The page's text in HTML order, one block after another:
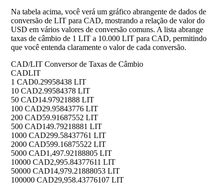
Na tabela acima, você verá um gráfico abrangente de dados de
conversão de LIT para CAD, mostrando a relação de valor do
USD em vários valores de conversão comuns. A lista abrange
taxas de câmbio de 1 LIT a 10.000 LIT para CAD, permitindo
que você entenda claramente o valor de cada conversão.
CAD/LIT Conversor de Taxas de Câmbio
CADLIT
1 CAD0.29958438 LIT
10 CAD2.99584378 LIT
50 CAD14.97921888 LIT
100 CAD29.95843776 LIT
200 CAD59.91687552 LIT
500 CAD149.79218881 LIT
1000 CAD299.58437761 LIT
2000 CAD599.16875522 LIT
5000 CAD1,497.92188805 LIT
10000 CAD2,995.84377611 LIT
50000 CAD14,979.21888053 LIT
100000 CAD29,958.43776107 LIT